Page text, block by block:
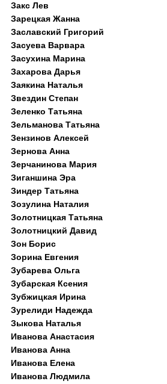
Закс Лев
Зарецкая Жанна
Заславский Григорий
Засуева Варвара
Засухина Марина
Захарова Дарья
Заякина Наталья
Звездин Степан
Зеленко Татьяна
Зельманова Татьяна
Зензинов Алексей
Зернова Анна
Зерчанинова Мария
Зиганшина Эра
Зиндер Татьяна
Зозулина Наталия
Золотницкая Татьяна
Золотницкий Давид
Зон Борис
Зорина Евгения
Зубарева Ольга
Зубарская Ксения
Зубжицкая Ирина
Зурелиди Надежда
Зыкова Наталья
Иванова Анастасия
Иванова Анна
Иванова Елена
Иванова Людмила